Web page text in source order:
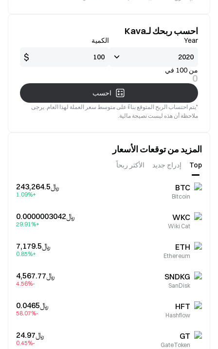
جيدة
احسب ربحك لـKava
Year الكمية
$
من 100 في
0
احسب
*يتم احتساب الربح المتوقع بناءً على متوسط سعر العملة لهذا العام. يرجى
ملاحظة أن هذه ليست نصيحة مالية.
المزيد من توقعات الأسعار
Top إدراج جديد الأكثر ربحاً
BTC
Bitcoin
﷼‎243,264.5
+1.09%
WKC
Wiki Cat
﷼‎0.0000003042
+29.91%
ETH
Ethereum
﷼‎7,179.5
+0.85%
SNDKG
SanDisk
﷼‎4,567.77
-4.56%
HFT
Hashflow
﷼‎0.0465
-58.07%
GT
GateToken
﷼‎24.97
-0.45%